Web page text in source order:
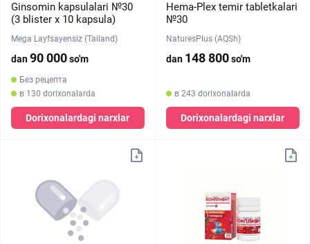
Ginsomin kapsulalari №30
(3 blister х 10 kapsula)
Mega Layfsayensiz (Tailand)
dan90 000so'm
Без рецепта
в 130 dorixonalarda
Dorixonalardagi narxlar
Hema-Plex temir tabletkalari
№30
NaturesPlus (AQSh)
dan 148 800so'm
в 243 dorixonalarda
Dorixonalardagi narxlar